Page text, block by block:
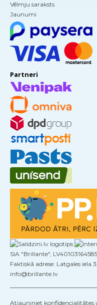
Vēlmju saraksts
Jaunumi
Partneri
SIA "Brillante",
Faktiskā adrese: Latgales iela
info@brillante.lv
Atjauniniet konfidencialitātes